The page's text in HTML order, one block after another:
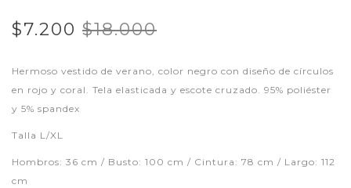
$7.200 $18.000
Hermoso vestido de verano, color negro con diseño de círculos
en rojo y coral. Tela elasticada y escote cruzado. 95% poliéster
y 5% spandex
Talla L/XL
Hombros: 36 cm / Busto: 100 cm / Cintura: 78 cm / Largo: 112
cm